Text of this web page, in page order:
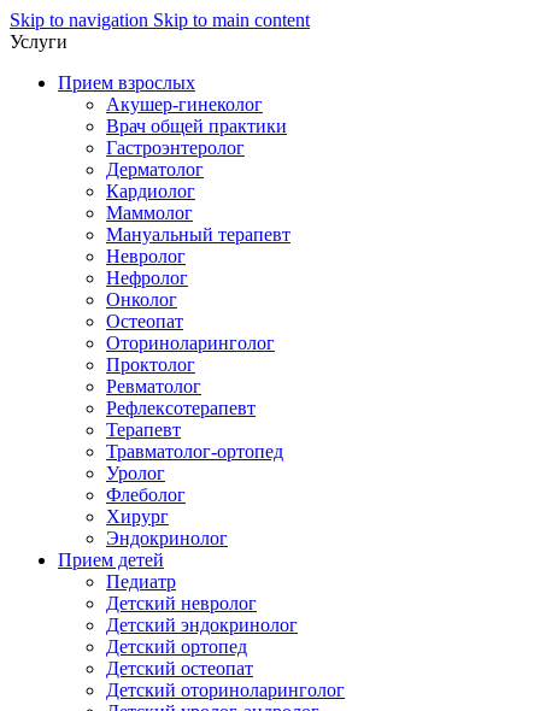
Skip to navigation Skip to main content
Услуги
Прием взрослых
Акушер-гинеколог
Врач общей практики
Гастроэнтеролог
Дерматолог
Кардиолог
Маммолог
Мануальный терапевт
Невролог
Нефролог
Онколог
Остеопат
Оториноларинголог
Проктолог
Ревматолог
Рефлексотерапевт
Терапевт
Травматолог-ортопед
Уролог
Флеболог
Хирург
Эндокринолог
Прием детей
Педиатр
Детский невролог
Детский эндокринолог
Детский ортопед
Детский остеопат
Детский оториноларинголог